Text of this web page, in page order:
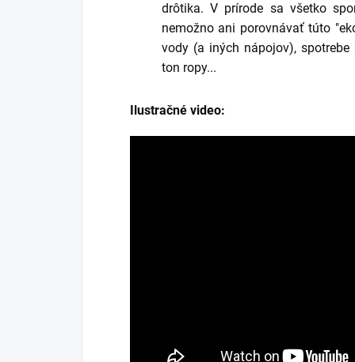
drôtika. V prírode sa všetko
nemožno ani porovnávať túto
vody (a iných nápojov),
ton ropy...
Ilustračné video: